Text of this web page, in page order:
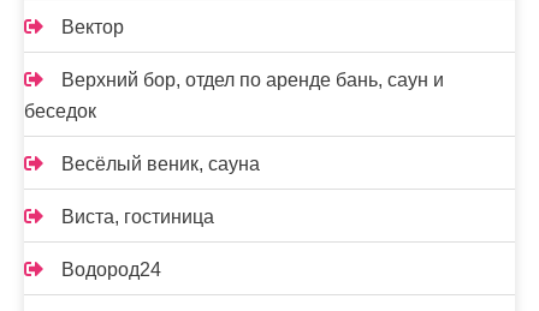
Вектор
Верхний бор, отдел по аренде бань, саун и
беседок
Весёлый веник, сауна
Виста, гостиница
Водород24